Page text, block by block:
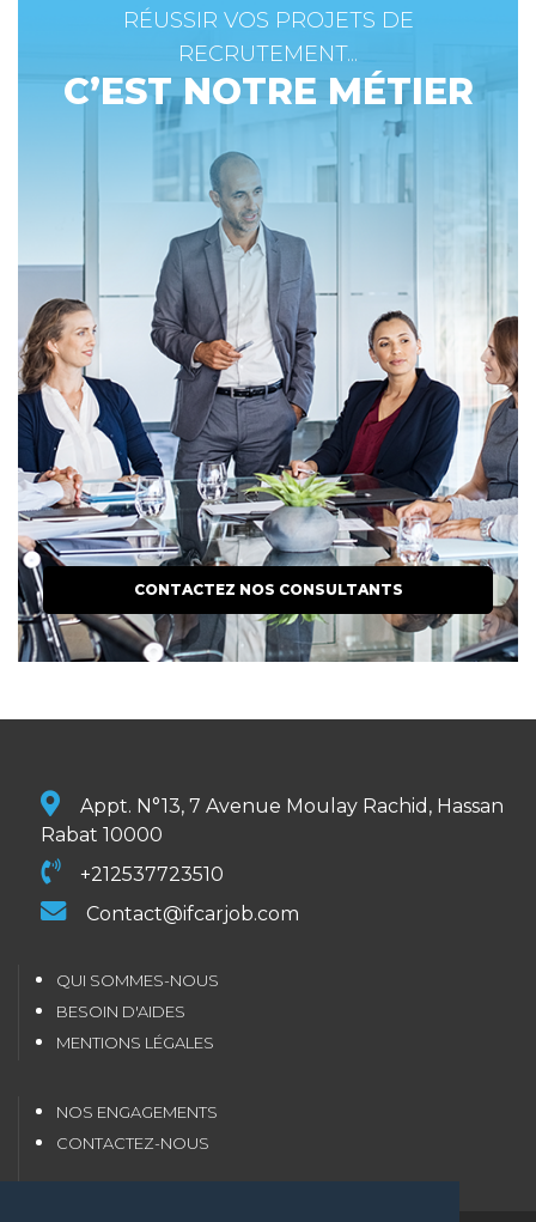
RÉUSSIR VOS PROJETS DE
RECRUTEMENT...
C’EST NOTRE MÉTIER
CONTACTEZ NOS CONSULTANTS
Appt. N°13, 7 Avenue Moulay Rachid, Hassan
Rabat 10000
+212537723510
Contact@ifcarjob.com
QUI SOMMES-NOUS
BESOIN D'AIDES
MENTIONS LÉGALES
NOS ENGAGEMENTS
CONTACTEZ-NOUS